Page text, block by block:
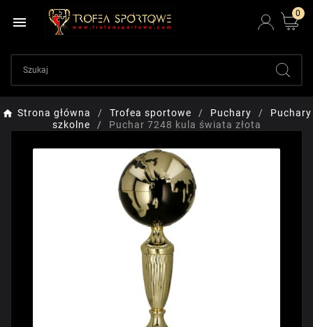

0
Strona główna Trofea sportowe Puchary
Puchary
szkolne
Puchar 7248 kula świata złota